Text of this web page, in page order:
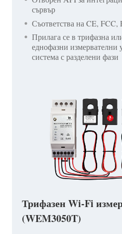
сървър
Съответства на CE, FCC,
Прилага се в трифазна
еднофазни измервателни
система с разделени фази
Трифазен Wi-Fi
(WEM3050T)